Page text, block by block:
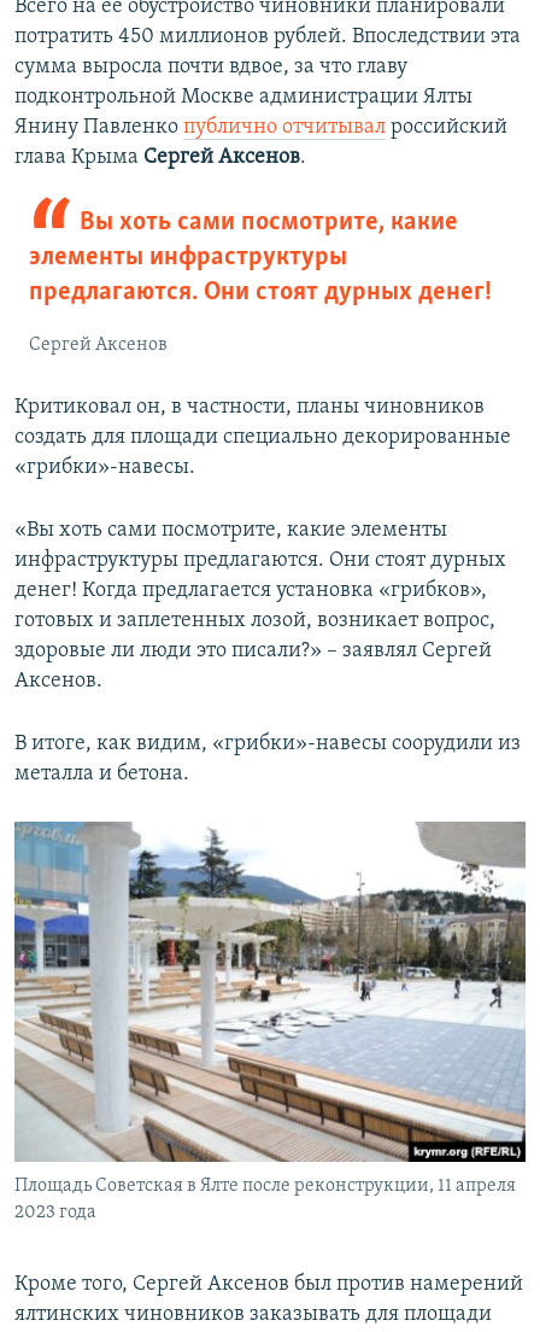
Всего на ее обустройство чиновники планировали
потратить 450 миллионов рублей. Впоследствии эта
сумма выросла почти вдвое, за что главу
подконтрольной Москве администрации Ялты
Янину Павленко публично отчитывал российский
глава Крыма Сергей Аксенов.
Вы хоть сами посмотрите, какие
элементы инфраструктуры
предлагаются. Они стоят дурных денег!
Сергей Аксенов
Критиковал он, в частности, планы чиновников
создать для площади специально декорированные
«грибки»-навесы.
«Вы хоть сами посмотрите, какие элементы
инфраструктуры предлагаются. Они стоят дурных
денег! Когда предлагается установка «грибков»,
готовых и заплетенных лозой, возникает вопрос,
здоровые ли люди это писали?» – заявлял Сергей
Аксенов.
В итоге, как видим, «грибки»-навесы соорудили из
металла и бетона.
Площадь Советская в Ялте после реконструкции, 11 апреля
2023 года
Кроме того, Сергей Аксенов был против намерений
ялтинских чиновников заказывать для площади